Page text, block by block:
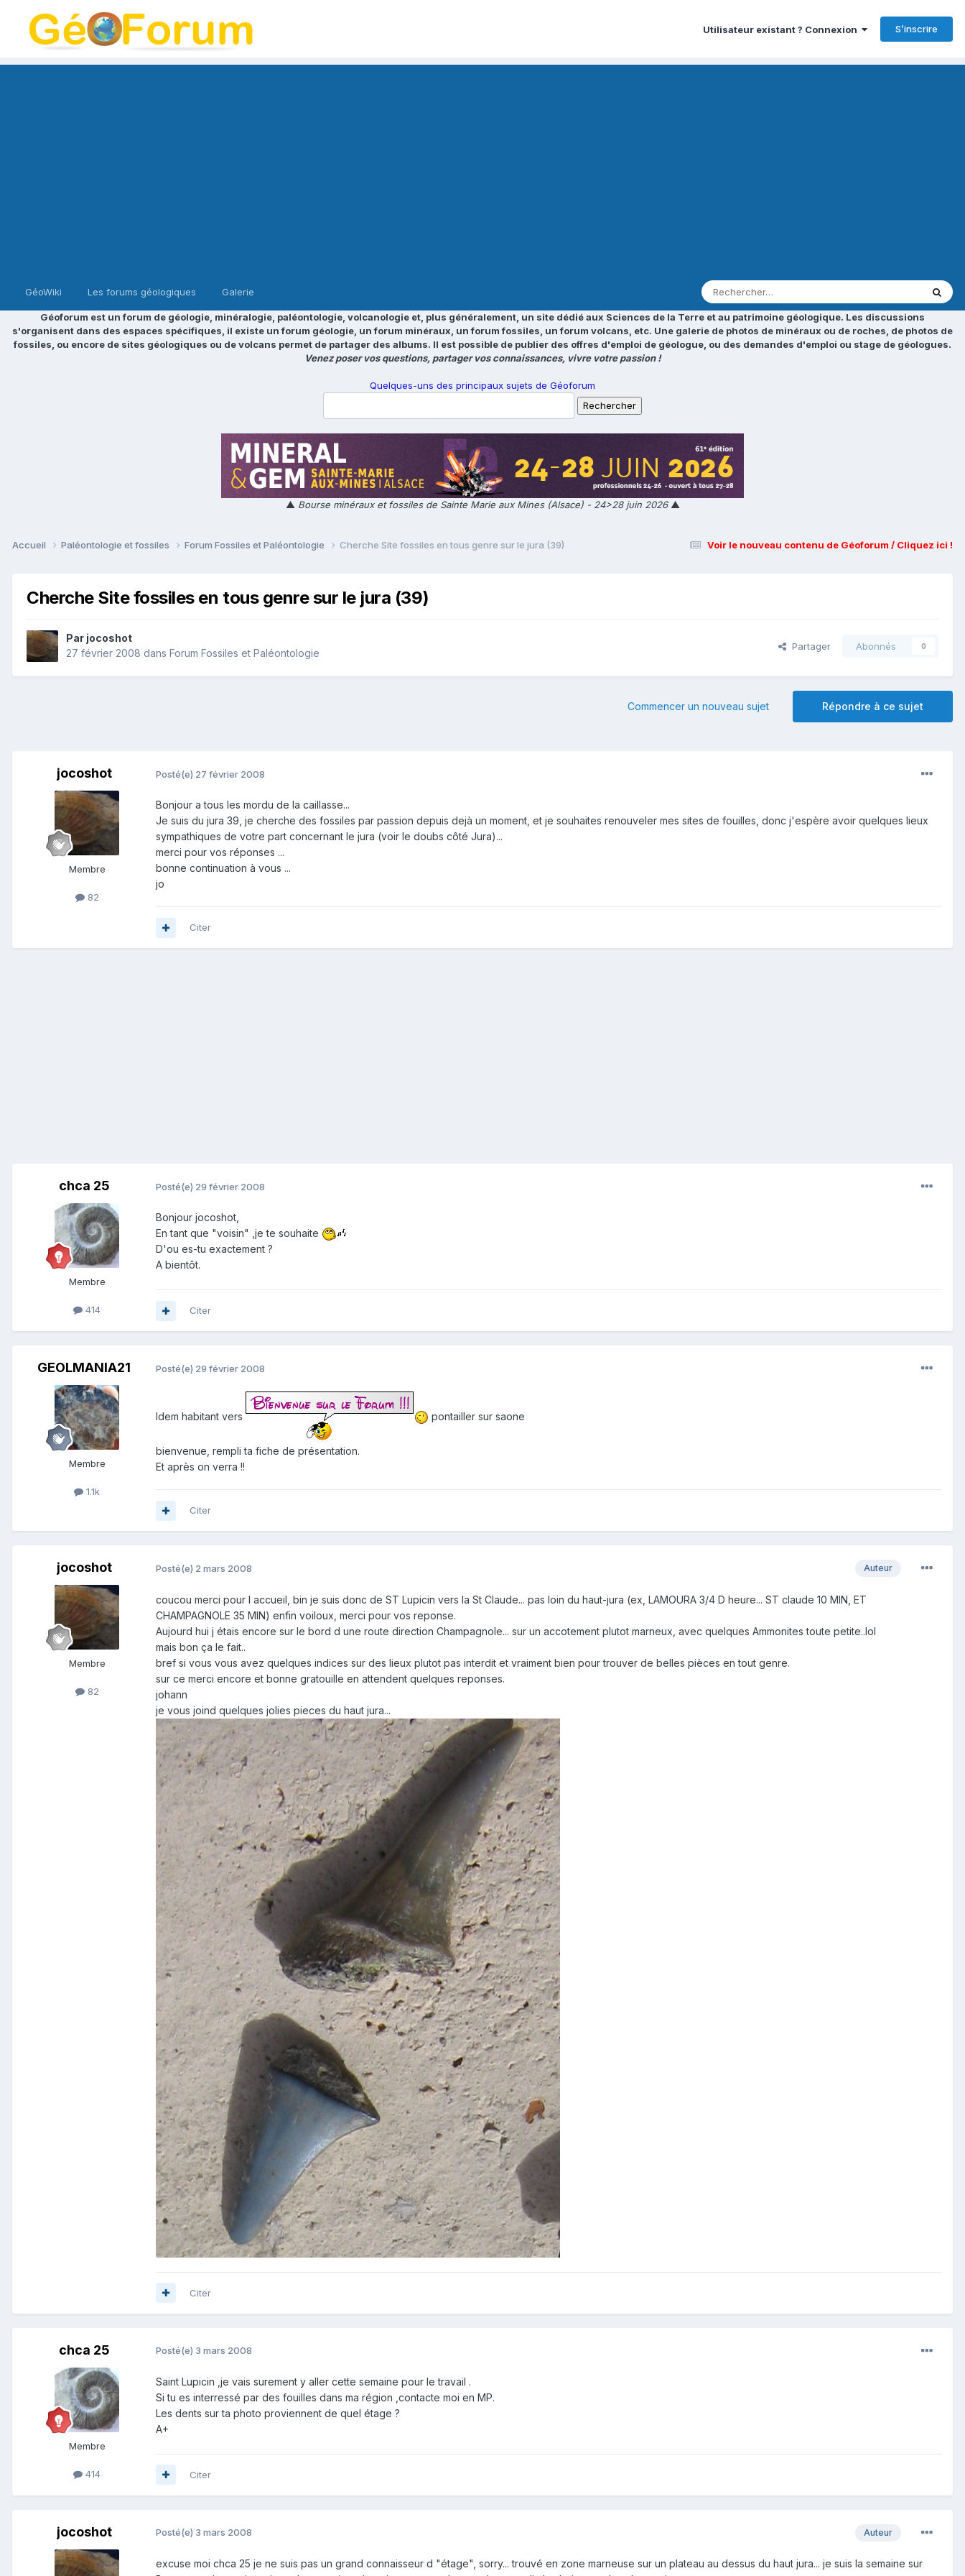
Utilisateur existant ? Connexion S’inscrire
GéoWiki Les forums géologiques Galerie
Géoforum est un forum de géologie, minéralogie, paléontologie, volcanologie et, plus généralement, un site dédié aux Sciences de la Terre et au patrimoine géologique. Les discussions
s'organisent dans des espaces spécifiques, il existe un forum géologie, un forum minéraux, un forum fossiles, un forum volcans, etc. Une galerie de photos de minéraux ou de roches, de photos de
fossiles, ou encore de sites géologiques ou de volcans permet de partager des albums. Il est possible de publier des offres d'emploi de géologue, ou des demandes d'emploi ou stage de géologues.
Venez poser vos questions, partager vos connaissances, vivre votre passion !
Quelques-uns des principaux sujets de Géoforum
▲ Bourse minéraux et fossiles de Sainte Marie aux Mines (Alsace) - 24>28 juin 2026▲
Voir le nouveau contenu de Géoforum / Cliquez ici !
Accueil Paléontologie et fossiles Forum Fossiles et Paléontologie Cherche Site fossiles en tous genre sur le jura (39)
Cherche Site fossiles en tous genre sur le jura (39)
Par jocoshot
27 février 2008 dans Forum Fossiles et Paléontologie
Partager Abonnés 0
Répondre à ce sujet
Commencer un nouveau sujet
jocoshot
Membre
82
Posté(e) 27 février 2008
Bonjour a tous les mordu de la caillasse...
Je suis du jura 39, je cherche des fossiles par passion depuis dejà un moment, et je souhaites renouveler mes sites de fouilles, donc j'espère avoir quelques lieux
sympathiques de votre part concernant le jura (voir le doubs côté Jura)...
merci pour vos réponses ...
bonne continuation à vous ...
jo
Citer
chca 25
Membre
414
Posté(e) 29 février 2008
Bonjour jocoshot,
En tant que "voisin" ,je te souhaite
D'ou es-tu exactement ?
A bientôt.
Citer
GEOLMANIA21
Membre
1.1k
Posté(e) 29 février 2008
Idem habitant vers pontailler sur saone
bienvenue, rempli ta fiche de présentation.
Et après on verra !!
Citer
jocoshot
Membre
82
Auteur
Posté(e) 2 mars 2008
coucou merci pour l accueil, bin je suis donc de ST Lupicin vers la St Claude... pas loin du haut-jura (ex, LAMOURA 3/4 D heure... ST claude 10 MIN, ET
CHAMPAGNOLE 35 MIN) enfin voiloux, merci pour vos reponse.
Aujourd hui j étais encore sur le bord d une route direction Champagnole... sur un accotement plutot marneux, avec quelques Ammonites toute petite..lol
mais bon ça le fait..
bref si vous vous avez quelques indices sur des lieux plutot pas interdit et vraiment bien pour trouver de belles pièces en tout genre.
sur ce merci encore et bonne gratouille en attendent quelques reponses.
johann
je vous joind quelques jolies pieces du haut jura...
Citer
chca 25
Membre
414
Posté(e) 3 mars 2008
Saint Lupicin ,je vais surement y aller cette semaine pour le travail .
Si tu es interressé par des fouilles dans ma région ,contacte moi en MP.
Les dents sur ta photo proviennent de quel étage ?
A+
Citer
jocoshot Auteur
Posté(e) 3 mars 2008
excuse moi chca 25 je ne suis pas un grand connaisseur d "étage", sorry... trouvé en zone marneuse sur un plateau au dessus du haut jura... je suis la semaine sur